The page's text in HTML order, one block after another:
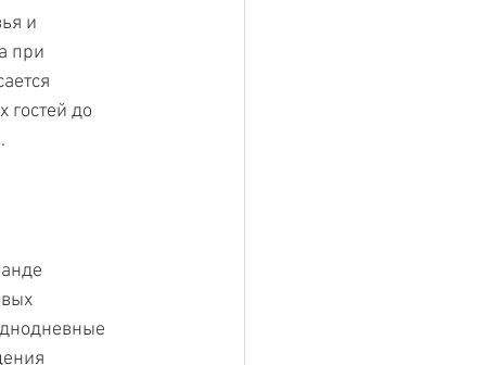
и
при
гостей до